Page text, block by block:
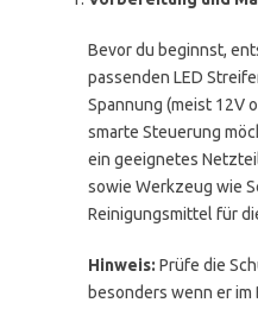
Bevor du beginnst,
passenden LED
Spannung (meist 12V
smarte Steuerung
ein geeignetes
sowie Werkzeug wie
Reinigungsmittel für
Hinweis: Prüfe die
besonders wenn er